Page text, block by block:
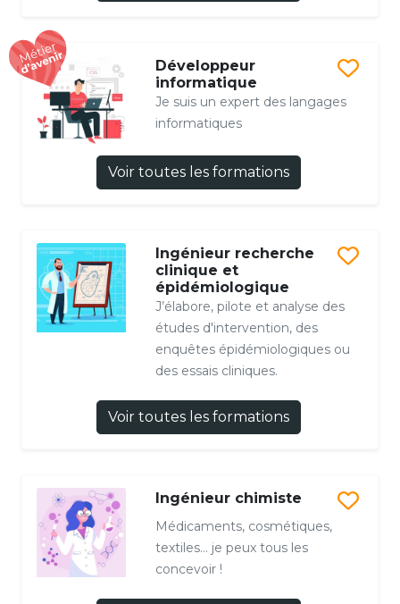
Développeur
informatique
Je suis un expert des langages
informatiques
Voir toutes les formations
Ingénieur recherche
clinique et
épidémiologique
J’élabore, pilote et analyse des
études d'intervention, des
enquêtes épidémiologiques ou
des essais cliniques.
Voir toutes les formations
Ingénieur chimiste
Médicaments, cosmétiques,
textiles… je peux tous les
concevoir !